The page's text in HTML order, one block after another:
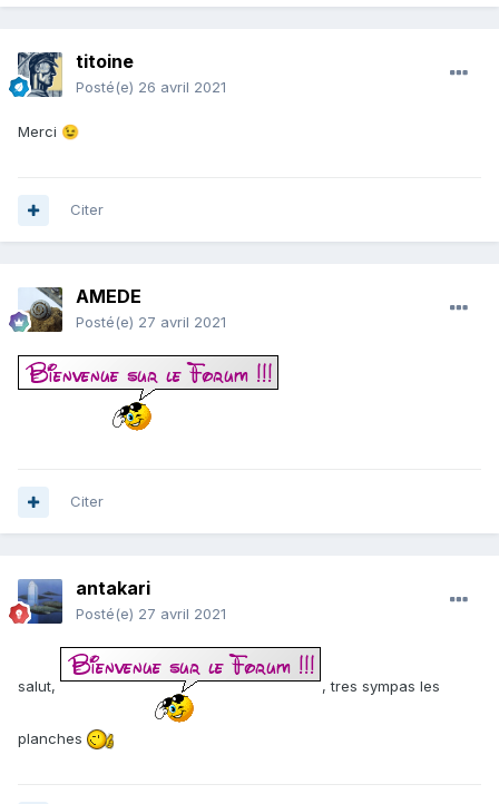
titoine
Posté(e) 26 avril 2021
Merci 😉
Citer
AMEDE
Posté(e) 27 avril 2021
Citer
antakari
Posté(e) 27 avril 2021
salut, , tres sympas les
planches